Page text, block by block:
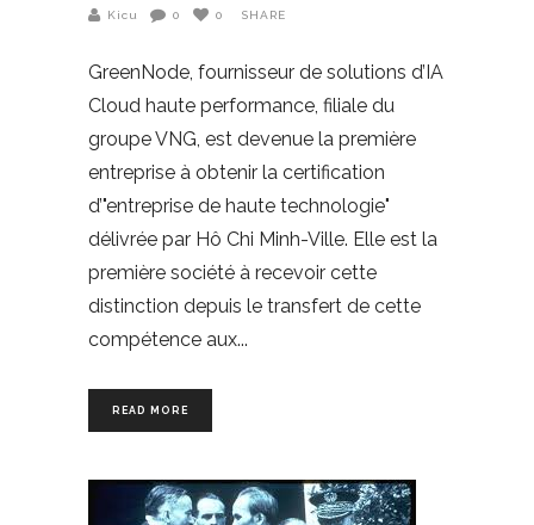
Kicu 0 0 SHARE
GreenNode, fournisseur de solutions d’IA
Cloud haute performance, filiale du
groupe VNG, est devenue la première
entreprise à obtenir la certification
d’"entreprise de haute technologie"
délivrée par Hô Chi Minh-Ville. Elle est la
première société à recevoir cette
distinction depuis le transfert de cette
compétence aux
READ MORE